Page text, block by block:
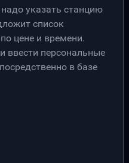
указать станцию
список
цене и времени.
ввести персональные
в базе